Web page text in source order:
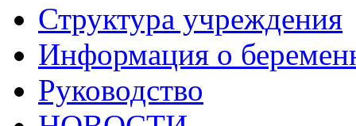
Структура учреждения
Информация о
Руководство